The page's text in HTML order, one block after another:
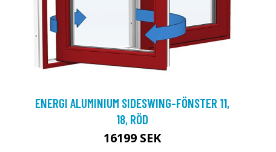
ENERGI ALUMINIUM SIDESWING-FÖNSTER 11,
18, RÖD
16199 SEK